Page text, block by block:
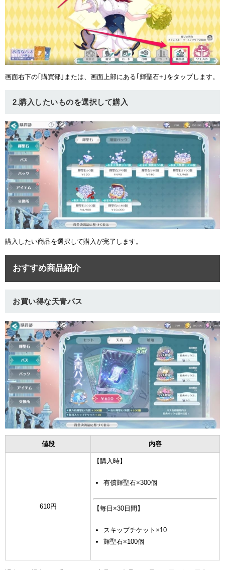
ュー
画面右下の｢購買部｣または、画面上部にある｢輝聖石+｣をタップします。
2.購入したいものを選択して購入
購入したい商品を選択して購入が完了します。
おすすめ商品紹介
お買い得な天青パス
値段 内容
610円
【購入時】
有償輝聖石×300個
【毎日×30日間】
スキップチケット×10
輝聖石×100個